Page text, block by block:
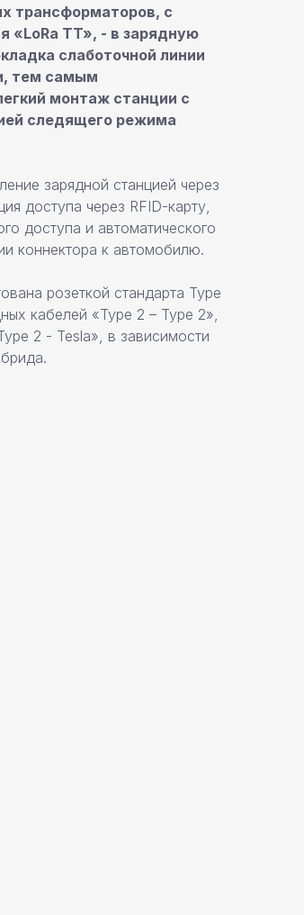
трансформаторов, с
«LoRa TT», - в зарядную
слаботочной линии
тем самым
монтаж станции с
следящего режима
зарядной станцией через
доступа через RFID-карту,
доступа и автоматического
коннектора к автомобилю.
розеткой стандарта Type
кабелей «Type 2 – Type 2»,
2 - Tesla», в зависимости